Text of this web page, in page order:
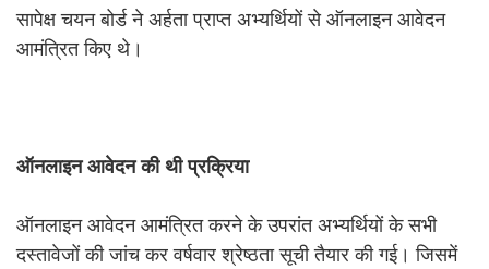
सापेक्ष चयन बोर्ड ने अर्हता प्राप्त अभ्यर्थियों से ऑनलाइन आवेदन
आमंत्रित किए थे।
ऑनलाइनआवेदनकीथीप्रक्रिया
ऑनलाइन आवेदन आमंत्रित करने के उपरांत अभ्यर्थियों के सभी
दस्तावेजों की जांच कर वर्षवार श्रेष्ठता सूची तैयार की गई। जिसमें